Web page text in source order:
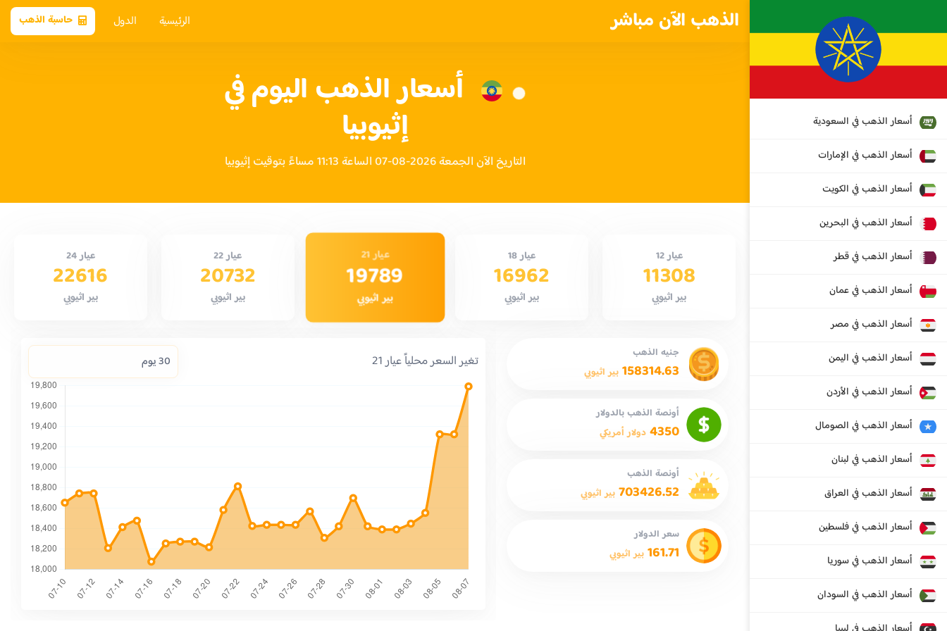
الذهب الآن مباشر الرئيسية الدول حاسبة الذهب
أسعار الذهب في السعودية
أسعار الذهب في الإمارات
أسعار الذهب في الكويت
أسعار الذهب في البحرين
أسعار الذهب في قطر
أسعار الذهب في عمان
أسعار الذهب في مصر
أسعار الذهب في اليمن
أسعار الذهب في الأردن
أسعار الذهب في الصومال
أسعار الذهب في لبنان
أسعار الذهب في العراق
أسعار الذهب في فلسطين
أسعار الذهب في سوريا
أسعار الذهب في السودان
أسعار الذهب اليوم في
إثيوبيا
التاريخ الآن الجمعة 2026-08-07 الساعة 11:13 مساءً بتوقيت إثيوبيا
عيار 12
11308
بير اثيوبي
عيار 18
16962
بير اثيوبي
عيار 21
19789
بير اثيوبي
عيار 22
20732
بير اثيوبي
عيار 24
22616
بير اثيوبي
جنيه الذهب
158314.63 بير اثيوبي
أونصة الذهب بالدولار
4350 دولار أمريكي
أونصة الذهب
703426.52 بير اثيوبي
سعر الدولار
161.71 بير اثيوبي
تغير السعر محلياً عيار 21